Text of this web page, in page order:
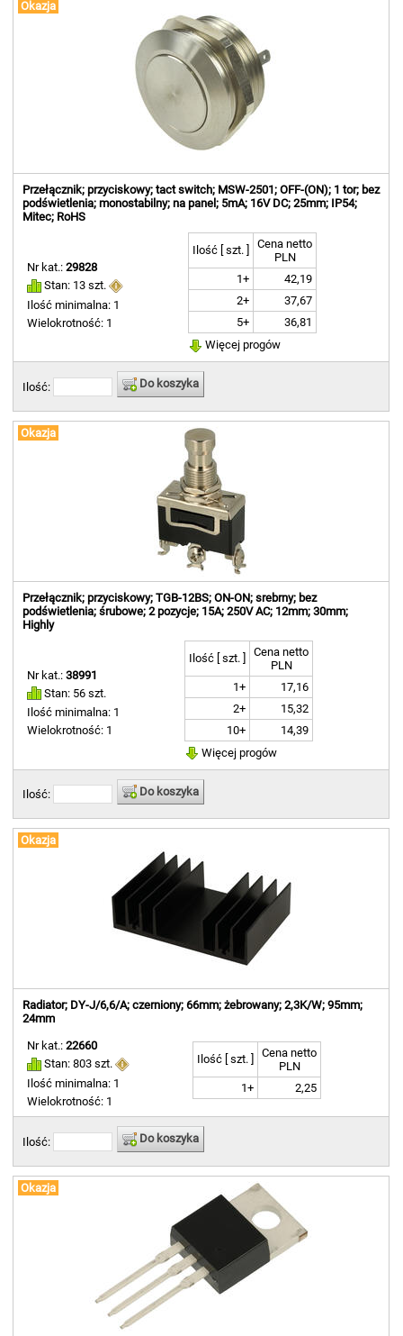
Okazja
Przełącznik; przyciskowy; tact switch; MSW-2501; OFF-(ON); 1 tor; bez
podświetlenia; monostabilny; na panel; 5mA; 16V DC; 25mm; IP54;
Mitec; RoHS
Nr kat.:29828
Stan: 13 szt.
Ilość minimalna: 1
Wielokrotność: 1
Ilość [ szt. ]
Cena netto
PLN
1+
42,19
2+
37,67
5+
36,81
Więcej progów
Ilość: Do koszyka
Okazja
Przełącznik; przyciskowy; TGB-12BS; ON-ON; srebrny; bez
podświetlenia; śrubowe; 2 pozycje; 15A; 250V AC; 12mm; 30mm;
Highly
Nr kat.:38991
Stan: 56 szt.
Ilość minimalna: 1
Wielokrotność: 1
Ilość [ szt. ]
Cena netto
PLN
1+
17,16
2+
15,32
10+
14,39
Więcej progów
Ilość: Do koszyka
Okazja
Radiator; DY-J/6,6/A; czerniony; 66mm; żebrowany; 2,3K/W; 95mm;
24mm
Nr kat.:22660
Stan: 803 szt.
Ilość minimalna: 1
Wielokrotność: 1
Ilość [ szt. ]
Cena netto
PLN
1+
2,25
Ilość: Do koszyka
Okazja